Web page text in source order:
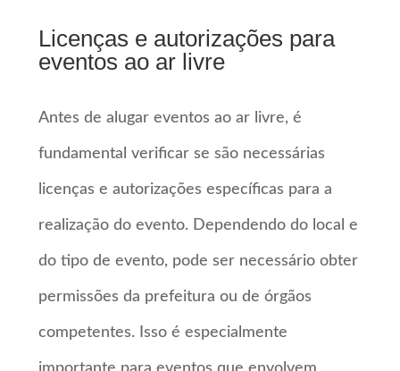
Licenças e autorizações para
eventos ao ar livre
Antes de alugar eventos ao ar livre, é
fundamental verificar se são necessárias
licenças e autorizações específicas para a
realização do evento. Dependendo do local e
do tipo de evento, pode ser necessário obter
permissões da prefeitura ou de órgãos
competentes. Isso é especialmente